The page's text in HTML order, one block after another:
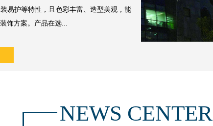
易护等特性，且色彩丰富、造型美观，能
饰方案。产品在选...
NEWS CENTER